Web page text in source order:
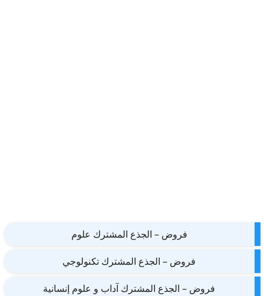
فروض – الجذع المشترك علوم
فروض – الجذع المشترك تكنولوجي
فروض – الجذع المشترك آداب و علوم إنسانية